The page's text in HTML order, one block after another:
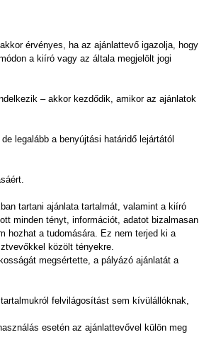
érvényes, ha az ajánlattevő igazolja, hogy
a kiíró vagy az általa megjelölt jogi
– akkor kezdődik, amikor az ajánlatok
legalább a benyújtási határidő lejártától
tartani ajánlata tartalmát, valamint a kiíró
minden tényt, információt, adatot bizalmasan
hozhat a tudomására. Ez nem terjed ki a
közölt tényekre.
megsértette, a pályázó ajánlatát a
felvilágosítást sem kívülállóknak,
esetén az ajánlattevővel külön meg